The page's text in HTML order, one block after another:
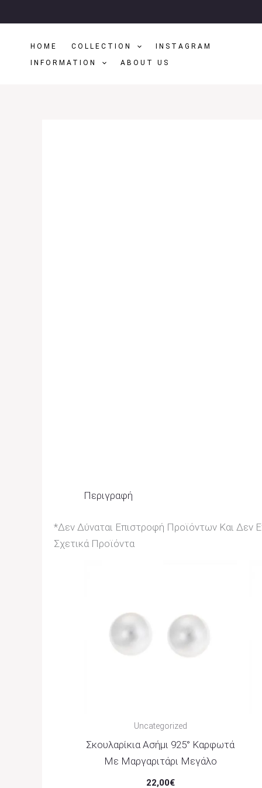
Στο
Περιεχόμενο
HOME COLLECTION
INSTAGRAM
INFORMATION
ABOUT US
Περιγραφή
*Δεν Δύναται Επιστροφή Προϊόντων Και Δεν
Σχετικά Προϊόντα
Uncategorized
Σκουλαρίκια Ασήμι 925° Καρφωτά
Με Μαργαριτάρι Μεγάλο
22,00€